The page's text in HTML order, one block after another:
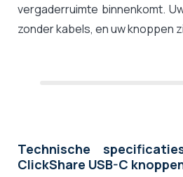
vergaderruimte binnenkomt.
zonder kabels, en uw knoppen
Technische
ClickShare USB-C